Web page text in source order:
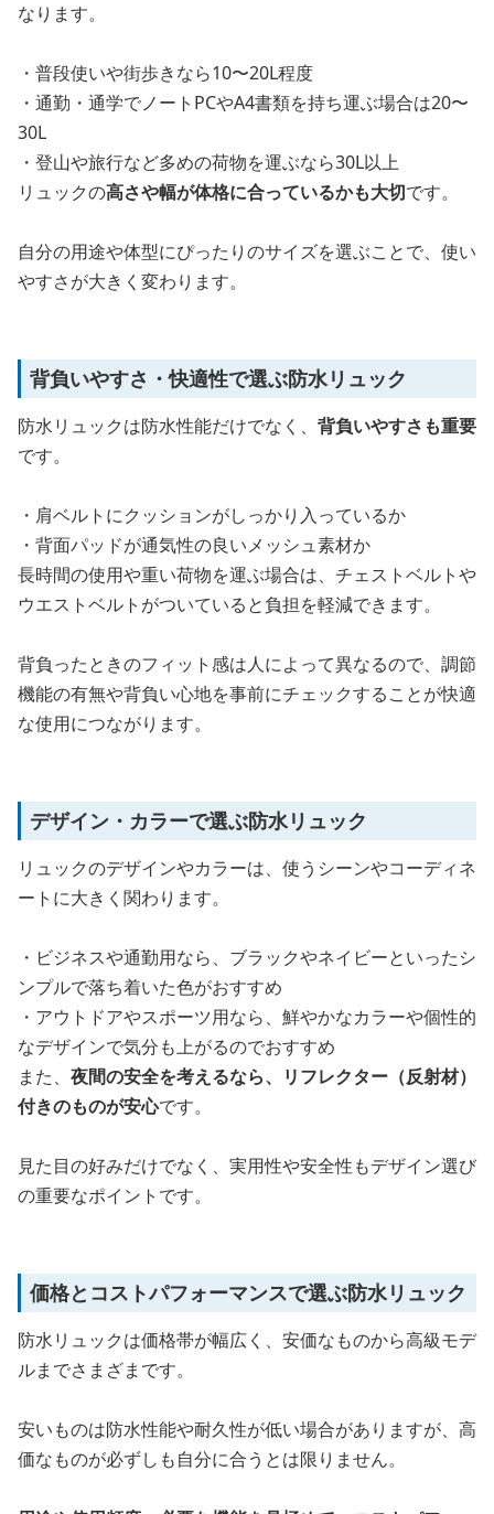
なります。
・普段使いや街歩きなら10〜20L程度
・通勤・通学でノートPCやA4書類を持ち運ぶ場合は20〜
30L
・登山や旅行など多めの荷物を運ぶなら30L以上
リュックの高さや幅が体格に合っているかも大切です。
自分の用途や体型にぴったりのサイズを選ぶことで、使い
やすさが大きく変わります。
背負いやすさ・快適性で選ぶ防水リュック
防水リュックは防水性能だけでなく、 背負いやすさも重要
です。
・肩ベルトにクッションがしっかり入っているか
・背面パッドが通気性の良いメッシュ素材か
長時間の使用や重い荷物を運ぶ場合は、チェストベルトや
ウエストベルトがついていると負担を軽減できます。
背負ったときのフィット感は人によって異なるので、調節
機能の有無や背負い心地を事前にチェックすることが快適
な使用につながります。
デザイン・カラーで選ぶ防水リュック
リュックのデザインやカラーは、使うシーンやコーディネ
ートに大きく関わります。
・ビジネスや通勤用なら、ブラックやネイビーといったシ
ンプルで落ち着いた色がおすすめ
・アウトドアやスポーツ用なら、鮮やかなカラーや個性的
なデザインで気分も上がるのでおすすめ
また、 夜間の安全を考えるなら、リフレクター（反射材）
付きのものが安心です。
見た目の好みだけでなく、実用性や安全性もデザイン選び
の重要なポイントです。
価格とコストパフォーマンスで選ぶ防水リュック
防水リュックは価格帯が幅広く、安価なものから高級モデ
ルまでさまざまです。
安いものは防水性能や耐久性が低い場合がありますが、高
価なものが必ずしも自分に合うとは限りません。